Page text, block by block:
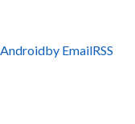
Androidby EmailRSS